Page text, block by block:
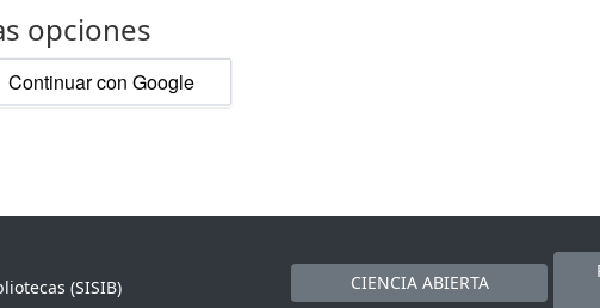
opciones
Continuar con Google
(SISIB)
CIENCIA ABIERTA